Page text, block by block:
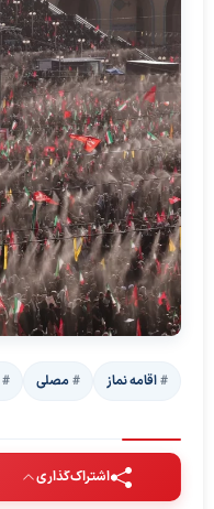
اقامه نماز مصلی
اشتراک‌گذاری